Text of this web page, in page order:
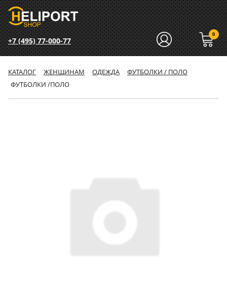
+7 (495) 77-000-77
0
КАТАЛОГ ЖЕНЩИНАМ ОДЕЖДА
ФУТБОЛКИ / ПОЛО
ФУТБОЛКИ /ПОЛО